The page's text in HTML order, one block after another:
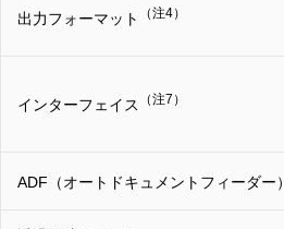
出力フォーマット （注4）
インターフェイス （注7）
ADF（オートドキュメントフィーダー）